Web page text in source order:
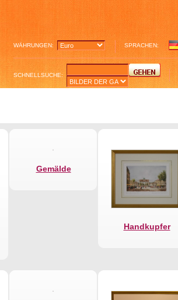
WÄHRUNGEN: SPRACHEN:
SCHNELLSUCHE:
Gemälde
Handkupfer